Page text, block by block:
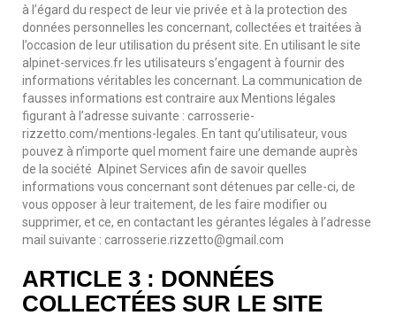
à l’égard du respect de leur vie privée et à la protection des
données personnelles les concernant, collectées et traitées à
l’occasion de leur utilisation du présent site. En utilisant le site
alpinet-services.fr les utilisateurs s’engagent à fournir des
informations véritables les concernant. La communication de
fausses informations est contraire aux Mentions légales
figurant à l’adresse suivante : carrosserie-
rizzetto.com/mentions-legales. En tant qu’utilisateur, vous
pouvez à n’importe quel moment faire une demande auprès
de la société Alpinet Services afin de savoir quelles
informations vous concernant sont détenues par celle-ci, de
vous opposer à leur traitement, de les faire modifier ou
supprimer, et ce, en contactant les gérantes légales à l’adresse
mail suivante : carrosserie.rizzetto@gmail.com
ARTICLE 3 : DONNÉES
COLLECTÉES SUR LE SITE